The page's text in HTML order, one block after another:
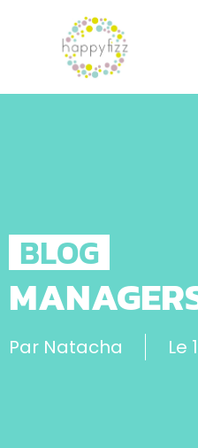
BLOG
Par Natacha Le